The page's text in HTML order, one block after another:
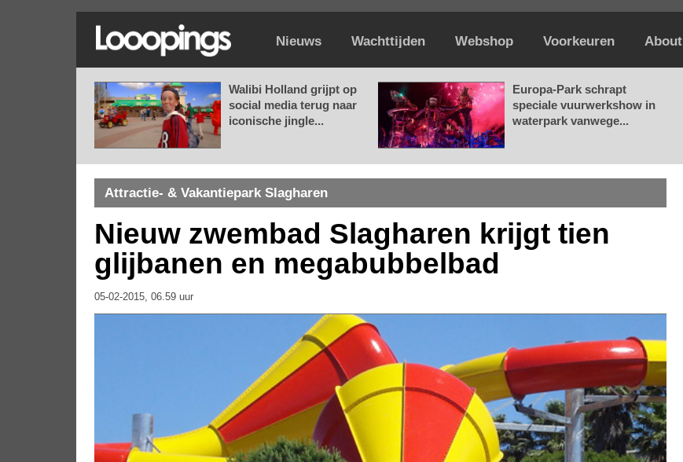
Nieuws Wachttijden Webshop Voorkeuren About
Walibi Holland grijpt op
social media terug naar
iconische jingle...
Europa-Park schrapt
speciale vuurwerkshow in
waterpark vanwege...
Attractie- & Vakantiepark Slagharen
Nieuw zwembad Slagharen krijgt tien
glijbanen en megabubbelbad
05-02-2015, 06.59 uur